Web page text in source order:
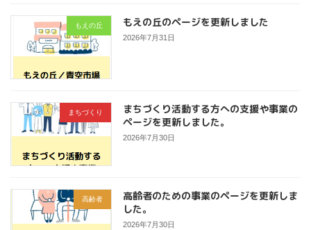
もえの丘 もえの丘のページを更新しました
2026年7月31日
まちづくり
まちづくり活動する方への支援や事業の
ページを更新しました。
2026年7月30日
高齢者
高齢者のための事業のページを更新しま
した。
2026年7月30日